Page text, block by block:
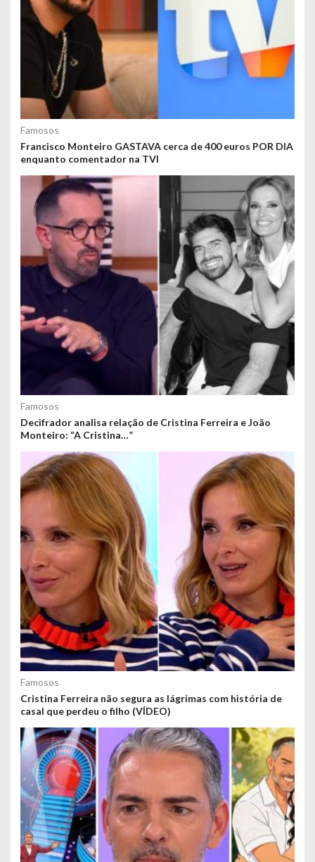
Famosos
Francisco Monteiro GASTAVA cerca de 400 euros POR DIA
enquanto comentador na TVI
Famosos
Decifrador analisa relação de Cristina Ferreira e João
Monteiro: “A Cristina…”
Famosos
Cristina Ferreira não segura as lágrimas com história de
casal que perdeu o filho (VÍDEO)